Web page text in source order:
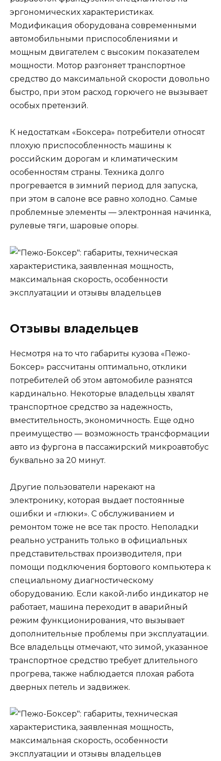
эргономических характеристиках.
Модификация оборудована современными
автомобильными приспособлениями и
мощным двигателем с высоким показателем
мощности. Мотор разгоняет транспортное
средство до максимальной скорости довольно
быстро, при этом расход горючего не вызывает
особых претензий.
К недостаткам «Боксера» потребители относят
плохую приспособленность машины к
российским дорогам и климатическим
особенностям страны. Техника долго
прогревается в зимний период для запуска,
при этом в салоне все равно холодно. Самые
проблемные элементы — электронная начинка,
рулевые тяги, шаровые опоры.
Отзывы владельцев
Несмотря на то что габариты кузова «Пежо-
Боксер» рассчитаны оптимально, отклики
потребителей об этом автомобиле разнятся
кардинально. Некоторые владельцы хвалят
транспортное средство за надежность,
вместительность, экономичность. Еще одно
преимущество — возможность трансформации
авто из фургона в пассажирский микроавтобус
буквально за 20 минут.
Другие пользователи нарекают на
электронику, которая выдает постоянные
ошибки и «глюки». С обслуживанием и
ремонтом тоже не все так просто. Неполадки
реально устранить только в официальных
представительствах производителя, при
помощи подключения бортового компьютера к
специальному диагностическому
оборудованию. Если какой-либо индикатор не
работает, машина переходит в аварийный
режим функционирования, что вызывает
дополнительные проблемы при эксплуатации.
Все владельцы отмечают, что зимой, указанное
транспортное средство требует длительного
прогрева, также наблюдается плохая работа
дверных петель и задвижек.